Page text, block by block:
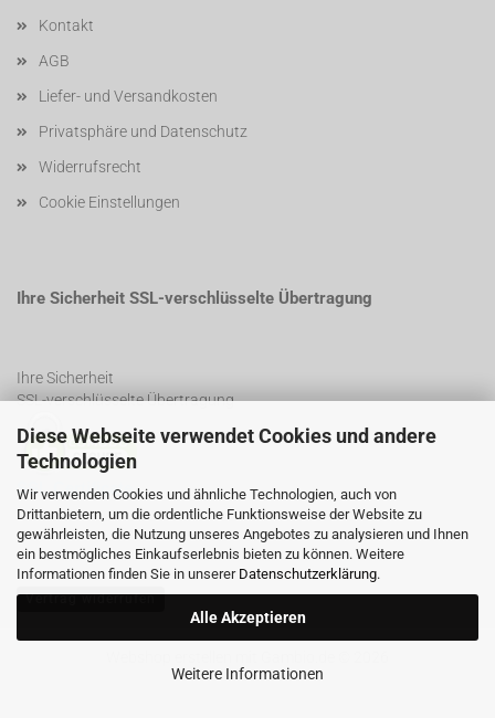
Diese Webseite verwendet Cookies und andere
Technologien
Wir verwenden Cookies und ähnliche Technologien, auch von
Drittanbietern, um die ordentliche Funktionsweise der Website zu
gewährleisten, die Nutzung unseres Angebotes zu analysieren und Ihnen
ein bestmögliches Einkaufserlebnis bieten zu können. Weitere
Informationen finden Sie in unserer Datenschutzerklärung.
Alle Akzeptieren
Weitere Informationen
Kontakt
AGB
Liefer- und Versandkosten
Privatsphäre und Datenschutz
Widerrufsrecht
Cookie Einstellungen
Ihre Sicherheit SSL-verschlüsselte Übertragung
Ihre Sicherheit
SSL-verschlüsselte Übertragung
SSL Certificate
Vertrag widerrufen